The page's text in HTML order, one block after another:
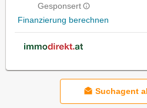
Gesponsert
Finanzierung berechnen
Suchagent